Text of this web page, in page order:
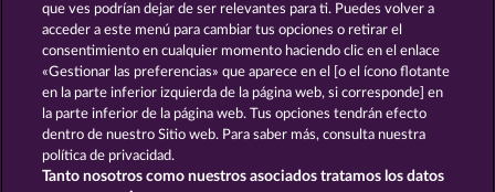
Términos y condiciones
Declaración de privacidad Aviso Legal
Empresa Glosario
que ves podrían dejar de ser relevantes para ti. Puedes volver a
acceder a este menú para cambiar tus opciones o retirar el
consentimiento en cualquier momento haciendo clic en el enlace
«Gestionar las preferencias» que aparece en el [o el ícono flotante
en la parte inferior izquierda de la página web, si corresponde] en
la parte inferior de la página web. Tus opciones tendrán efecto
dentro de nuestro Sitio web. Para saber más, consulta nuestra
política de privacidad.
Tanto nosotros como nuestros asociados tratamos los datos